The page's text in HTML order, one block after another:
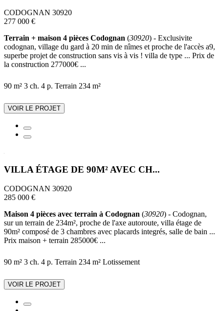
CODOGNAN 30920
277 000 €
Terrain + maison 4 pièces Codognan (30920) - Exclusivite
codognan, village du gard à 20 min de nîmes et proche de l'accès a9,
superbe projet de construction sans vis à vis ! villa de type ... Prix de
la construction 277000€ ...
90 m² 3 ch. 4 p. Terrain 234 m²
VOIR LE PROJET
VILLA ÉTAGE DE 90M² AVEC CH...
CODOGNAN 30920
285 000 €
Maison 4 pièces avec terrain à Codognan (30920) - Codognan,
sur un terrain de 234m², proche de l'axe autoroute, villa étage de
90m² composé de 3 chambres avec placards integrés, salle de bain ...
Prix maison + terrain 285000€ ...
90 m² 3 ch. 4 p. Terrain 234 m² Lotissement
VOIR LE PROJET